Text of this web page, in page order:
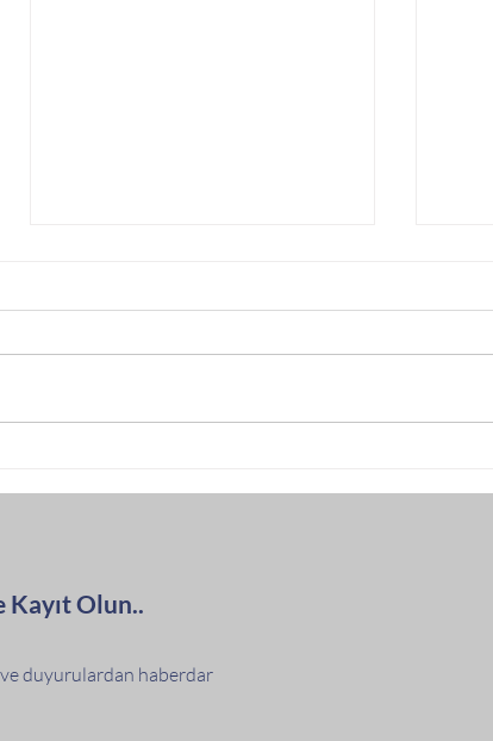
Olun..
duyurulardan haberdar